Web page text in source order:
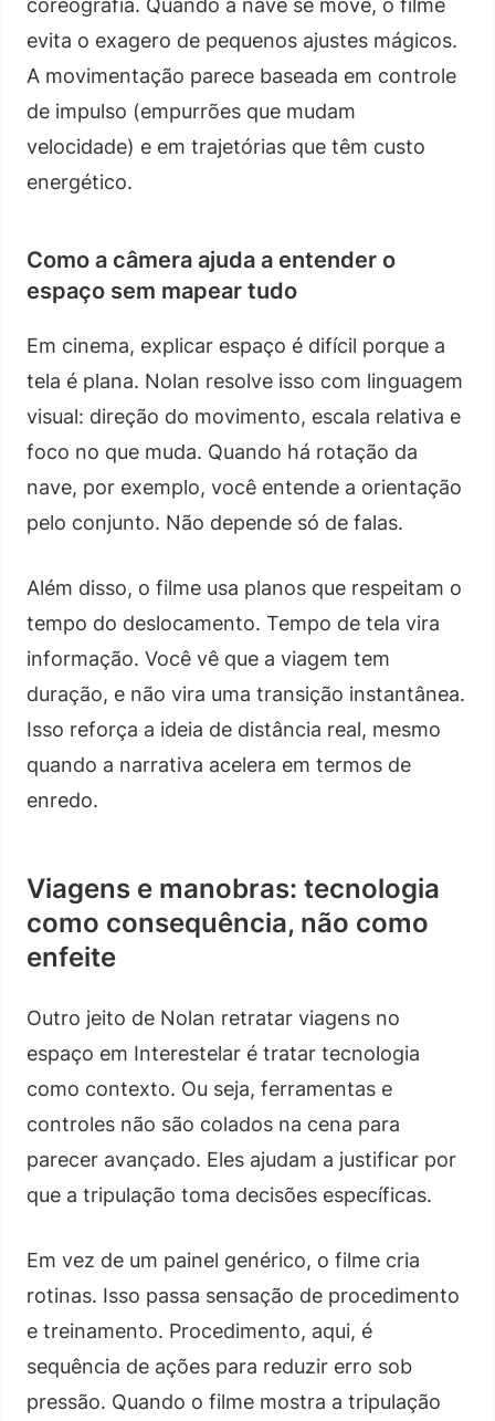
coreografia. Quando a nave se move, o filme
evita o exagero de pequenos ajustes mágicos.
A movimentação parece baseada em controle
de impulso (empurrões que mudam
velocidade) e em trajetórias que têm custo
energético.
Como a câmera ajuda a entender o
espaço sem mapear tudo
Em cinema, explicar espaço é difícil porque a
tela é plana. Nolan resolve isso com linguagem
visual: direção do movimento, escala relativa e
foco no que muda. Quando há rotação da
nave, por exemplo, você entende a orientação
pelo conjunto. Não depende só de falas.
Além disso, o filme usa planos que respeitam o
tempo do deslocamento. Tempo de tela vira
informação. Você vê que a viagem tem
duração, e não vira uma transição instantânea.
Isso reforça a ideia de distância real, mesmo
quando a narrativa acelera em termos de
enredo.
Viagens e manobras: tecnologia
como consequência, não como
enfeite
Outro jeito de Nolan retratar viagens no
espaço em Interestelar é tratar tecnologia
como contexto. Ou seja, ferramentas e
controles não são colados na cena para
parecer avançado. Eles ajudam a justificar por
que a tripulação toma decisões específicas.
Em vez de um painel genérico, o filme cria
rotinas. Isso passa sensação de procedimento
e treinamento. Procedimento, aqui, é
sequência de ações para reduzir erro sob
pressão. Quando o filme mostra a tripulação